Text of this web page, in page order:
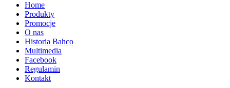
Home
Produkty
Promocje
O nas
Historia Bahco
Multimedia
Facebook
Regulamin
Kontakt